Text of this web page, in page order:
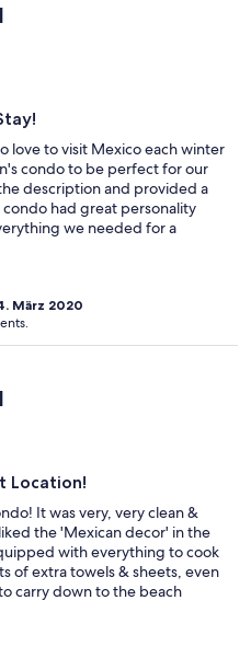
love to visit Mexico each winter
condo to be perfect for our
description and provided a
had great personality
we needed for a
to drive a lot. We did drive
was perfect to everything
things and shop. The pool
daily and the weather was
65F nights for almost four
and location were
hesitate to stay here again and
März 2020
Location!
It was very, very clean &
the 'Mexican decor' in the
with everything to cook
of extra towels & sheets, even
carry down to the beach
Radio if we wanted to relax